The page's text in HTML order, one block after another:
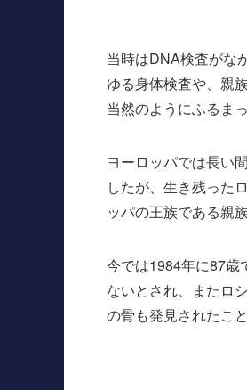
当時はDNA検査がな
ゆる身体検査や、親
当然のようにふるま
ヨーロッパでは長い
したが、生き残った
ッパの王族である親
今では1984年に87歳
ないとされ、またロ
の骨も発見されたこ